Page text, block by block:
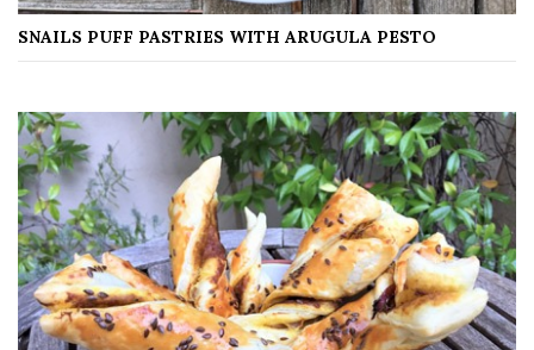
SNAILS PUFF PASTRIES WITH ARUGULA PESTO